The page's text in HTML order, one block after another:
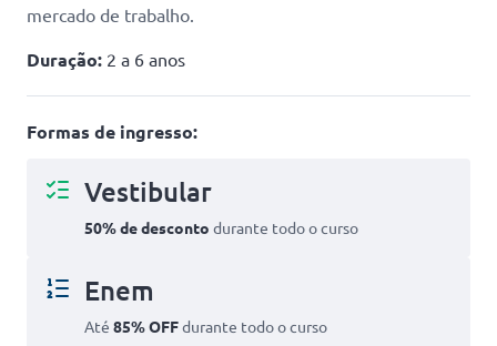
mercado de trabalho.
Duração: 2 a 6 anos
Formas de ingresso:
Vestibular
50% de desconto durante todo o curso
Enem
Até 85% OFFdurante todo o curso